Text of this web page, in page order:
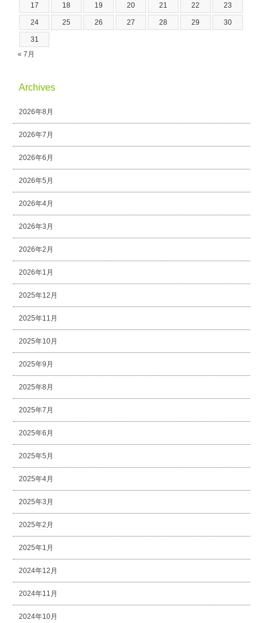
17 18 19 20 21 22 23
24 25 26 27 28 29 30
31
« 7月
Archives
2026年8月
2026年7月
2026年6月
2026年5月
2026年4月
2026年3月
2026年2月
2026年1月
2025年12月
2025年11月
2025年10月
2025年9月
2025年8月
2025年7月
2025年6月
2025年5月
2025年4月
2025年3月
2025年2月
2025年1月
2024年12月
2024年11月
2024年10月